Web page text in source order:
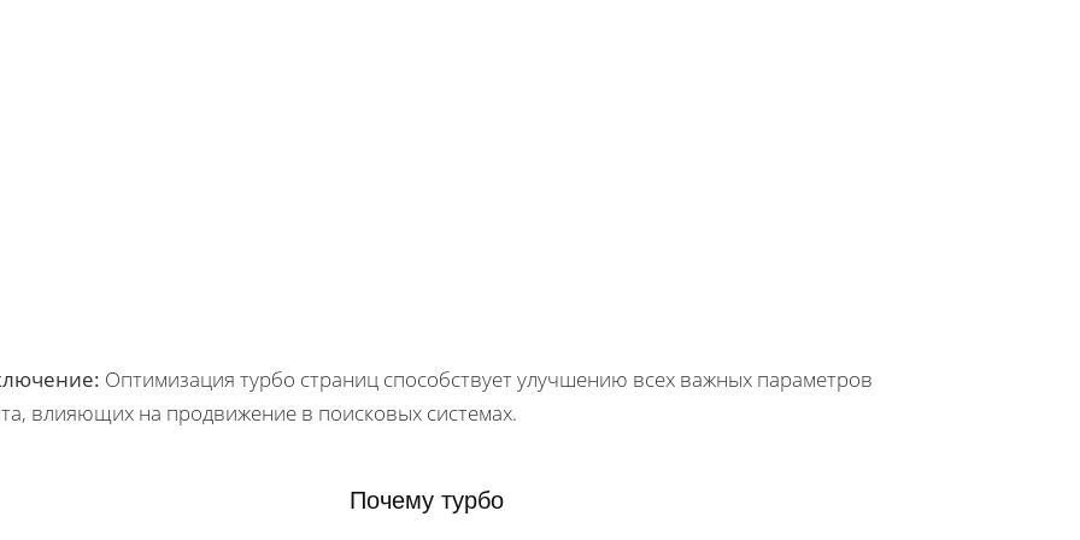
Оптимизация турбо страниц способствует улучшению всех важных параметров
влияющих на продвижение в поисковых системах.
Почему турбо